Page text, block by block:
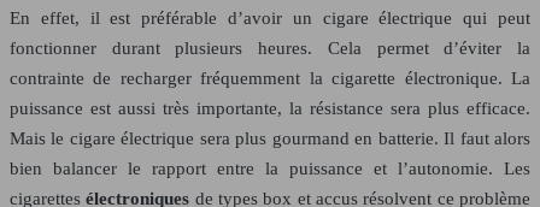
En effet, il est préférable d’avoir un cigare électrique qui peut
fonctionner durant plusieurs heures. Cela permet d’éviter la
contrainte de recharger fréquemment la cigarette électronique. La
puissance est aussi très importante, la résistance sera plus efficace.
Mais le cigare électrique sera plus gourmand en batterie. Il faut alors
bien balancer le rapport entre la puissance et l’autonomie. Les
cigarettesélectroniques de types box et accus résolvent ce problème